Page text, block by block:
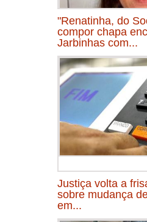
"Renatinha, do
compor chapa
Jarbinhas com...
Justiça volta a
sobre mudança
em...